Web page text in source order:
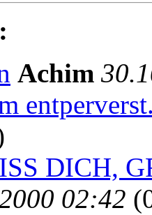
Achim
DICH,
02:42